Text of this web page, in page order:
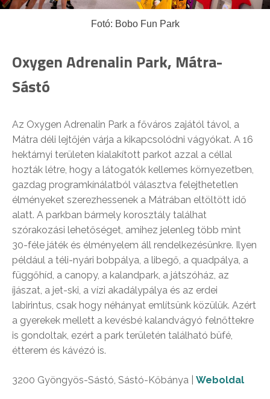
Fotó: Bobo Fun Park
Oxygen Adrenalin Park, Mátra-
Sástó
Az Oxygen Adrenalin Park a főváros zajától távol, a
Mátra déli lejtőjén várja a kikapcsolódni vágyókat. A 16
hektárnyi területen kialakított parkot azzal a céllal
hozták létre, hogy a látogatók kellemes környezetben,
gazdag programkínálatból választva felejthetetlen
élményeket szerezhessenek a Mátrában eltöltött idő
alatt. A parkban bármely korosztály találhat
szórakozási lehetőséget, amihez jelenleg több mint
30-féle játék és élményelem áll rendelkezésünkre. Ilyen
például a téli-nyári bobpálya, a libegő, a quadpálya, a
függőhíd, a canopy, a kalandpark, a játszóház, az
íjászat, a jet-ski, a vízi akadálypálya és az erdei
labirintus, csak hogy néhányat említsünk közülük. Azért
a gyerekek mellett a kevésbé kalandvágyó felnőttekre
is gondoltak, ezért a park területén található büfé,
étterem és kávézó is.
3200 Gyöngyös-Sástó, Sástó-Kőbánya | Weboldal